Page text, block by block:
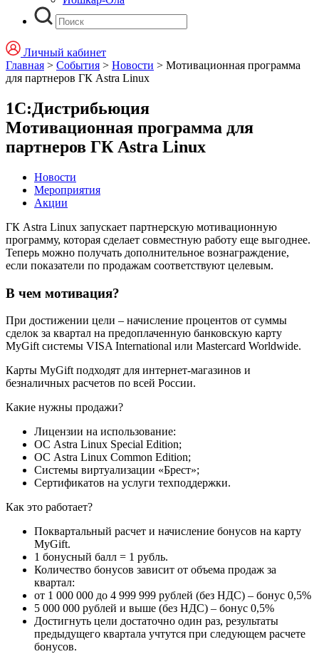
Личный кабинет
Главная > События > Новости > Мотивационная программа
для партнеров ГК Astra Linux
1С:Дистрибьюция
Мотивационная программа для
партнеров ГК Astra Linux
Новости
Мероприятия
Акции
ГК Astra Linux запускает партнерскую мотивационную
программу, которая сделает совместную работу еще выгоднее.
Теперь можно получать дополнительное вознаграждение,
если показатели по продажам соответствуют целевым.
В чем мотивация?
При достижении цели – начисление процентов от суммы
сделок за квартал на предоплаченную банковскую карту
MyGift системы VISA International или Masterсard Worldwide.
Карты MyGift подходят для интернет-магазинов и
безналичных расчетов по всей России.
Какие нужны продажи?
Лицензии на использование:
ОС Astra Linux Special Edition;
ОС Astra Linux Common Edition;
Системы виртуализации «Брест»;
Сертификатов на услуги техподдержки.
Как это работает?
Поквартальный расчет и начисление бонусов на карту
MyGift.
1 бонусный балл = 1 рубль.
Количество бонусов зависит от объема продаж за
квартал:
от 1 000 000 до 4 999 999 рублей (без НДС) – бонус 0,5%
5 000 000 рублей и выше (без НДС) – бонус 0,5%
Достигнуть цели достаточно один раз, результаты
предыдущего квартала учтутся при следующем расчете
бонусов.